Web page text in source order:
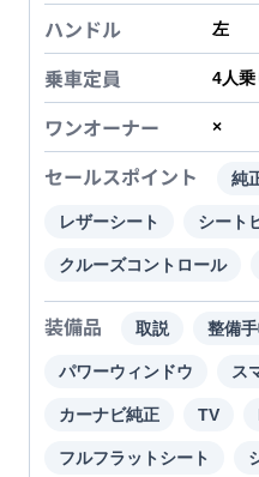
ハンドル 左
乗車定員 4人乗
ワンオーナー ×
セールスポイント 純
レザーシート シート
クルーズコントロール
装備品 取説 整備
パワーウィンドウ ス
カーナビ純正 TV
フルフラットシート